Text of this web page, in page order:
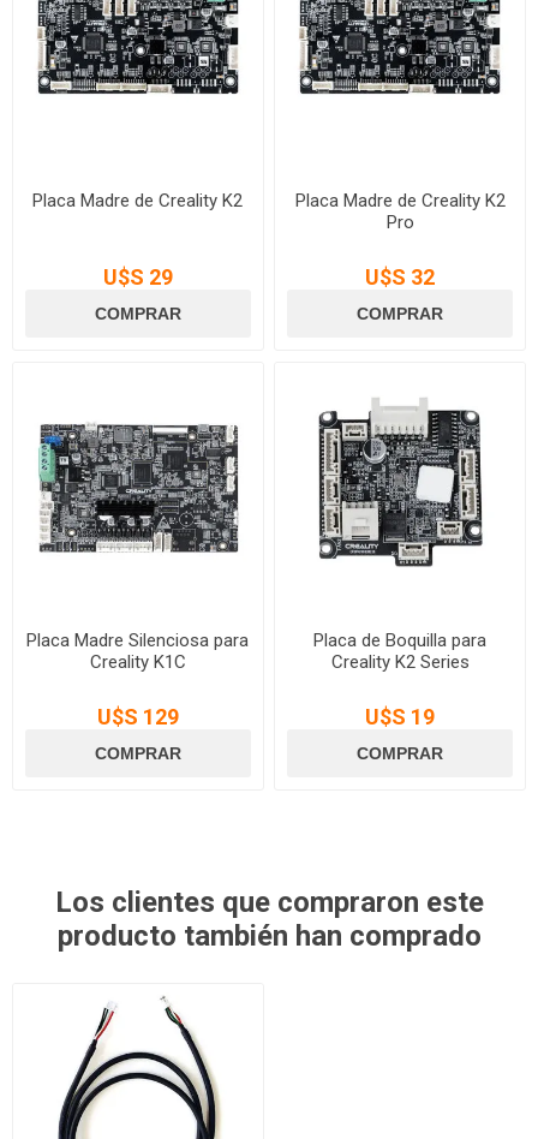
Placa Madre de Creality K2
U$S 29
Placa Madre de Creality K2
Pro
U$S 32
Placa Madre Silenciosa para
Creality K1C
U$S 129
Placa de Boquilla para
Creality K2 Series
U$S 19
Los clientes que compraron este
producto también han comprado